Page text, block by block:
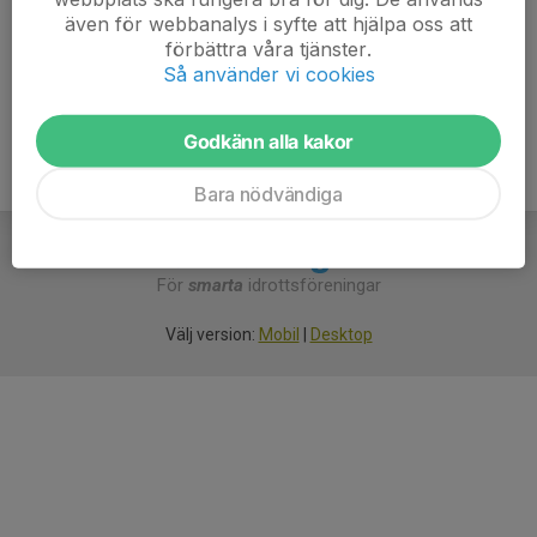
Gunnar Pettersson
Cupansvarig
gunnar.pettersson@svenskfotboll.se
För smarta idrottsföreningar
Välj version: Mobil Desktop
även för webbanalys i syfte att hjälpa oss att
förbättra våra tjänster.
Så använder vi cookies
Godkänn alla kakor
Bara nödvändiga